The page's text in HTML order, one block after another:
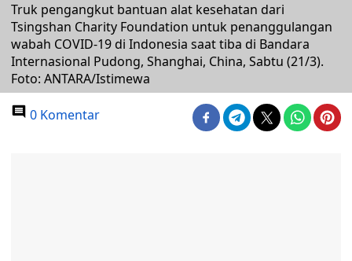
Truk pengangkut bantuan alat kesehatan dari
Tsingshan Charity Foundation untuk penanggulangan
wabah COVID-19 di Indonesia saat tiba di Bandara
Internasional Pudong, Shanghai, China, Sabtu (21/3).
Foto: ANTARA/Istimewa
0 Komentar